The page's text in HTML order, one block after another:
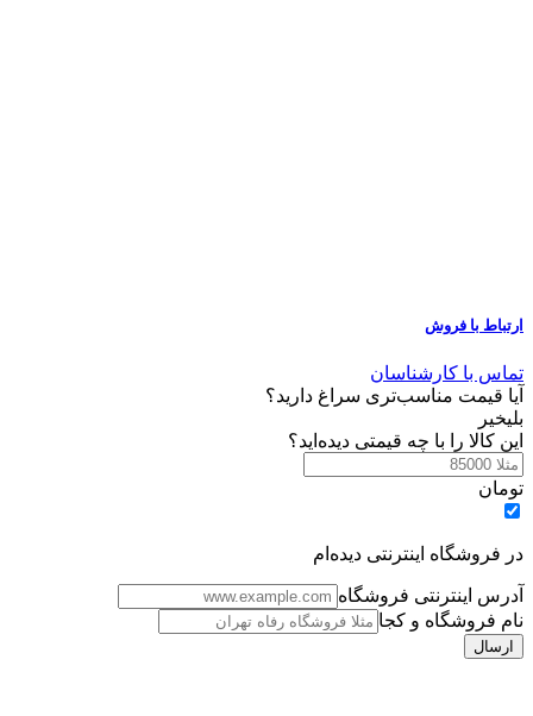
ارتباط با فروش
تماس با کارشناسان
آیا قیمت مناسب‌تری سراغ دارید؟
بلیخیر
این کالا را با چه قیمتی دیده‌اید؟
تومان
در فروشگاه اینترنتی دیده‌ام
آدرس اینترنتی فروشگاه
نام فروشگاه و کجا